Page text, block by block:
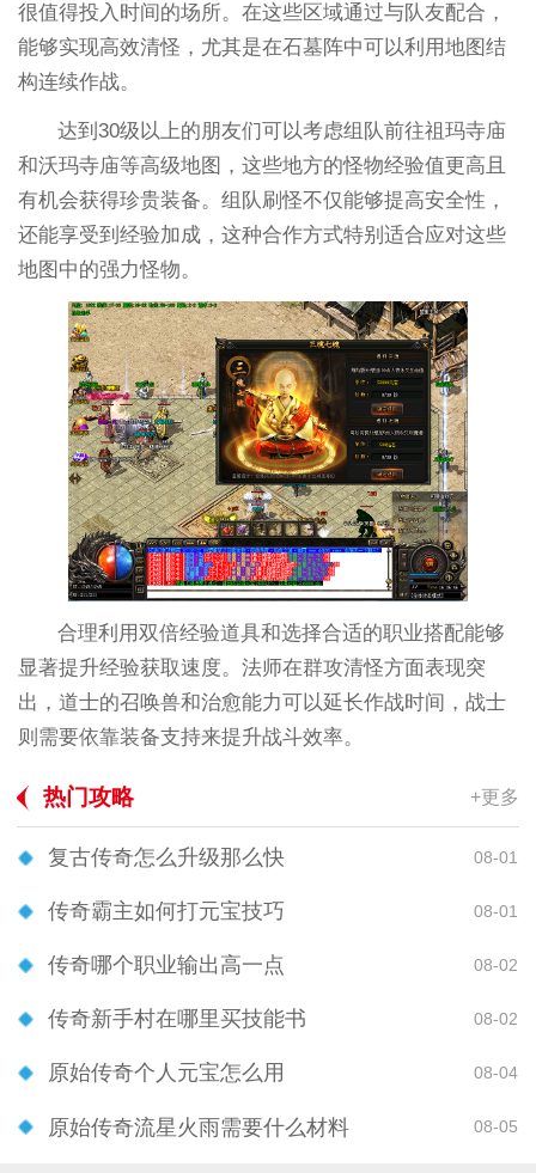
很值得投入时间的场所。在这些区域通过与队友配合，
能够实现高效清怪，尤其是在石墓阵中可以利用地图结
构连续作战。
达到30级以上的朋友们可以考虑组队前往祖玛寺庙
和沃玛寺庙等高级地图，这些地方的怪物经验值更高且
有机会获得珍贵装备。组队刷怪不仅能够提高安全性，
还能享受到经验加成，这种合作方式特别适合应对这些
地图中的强力怪物。
合理利用双倍经验道具和选择合适的职业搭配能够
显著提升经验获取速度。法师在群攻清怪方面表现突
出，道士的召唤兽和治愈能力可以延长作战时间，战士
则需要依靠装备支持来提升战斗效率。
热门攻略 +更多
复古传奇怎么升级那么快 08-01
传奇霸主如何打元宝技巧 08-01
传奇哪个职业输出高一点 08-02
传奇新手村在哪里买技能书 08-02
原始传奇个人元宝怎么用 08-04
原始传奇流星火雨需要什么材料 08-05